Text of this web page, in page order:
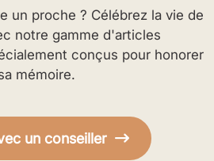
un proche ? Célébrez la vie de
notre gamme d'articles
conçus pour honorer
mémoire.
un conseiller